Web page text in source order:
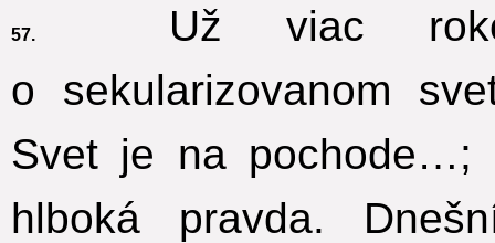
57.
Už viac
o sekularizovanom
Svet je na pochode…;
hlboká pravda.